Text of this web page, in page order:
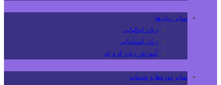
سایر زبان‌ها
زبان ایتالیایی
زبان اسپانیایی
آموزش زبان کره ای
سایر دوره‌ها و خدمات